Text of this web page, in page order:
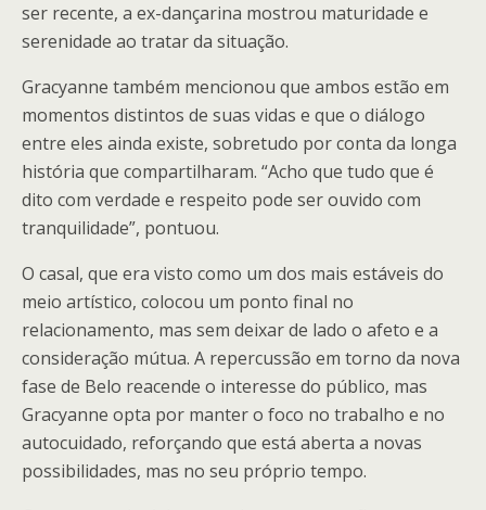
ser recente, a ex-dançarina mostrou maturidade e
serenidade ao tratar da situação.
Gracyanne também mencionou que ambos estão em
momentos distintos de suas vidas e que o diálogo
entre eles ainda existe, sobretudo por conta da longa
história que compartilharam. “Acho que tudo que é
dito com verdade e respeito pode ser ouvido com
tranquilidade”, pontuou.
O casal, que era visto como um dos mais estáveis do
meio artístico, colocou um ponto final no
relacionamento, mas sem deixar de lado o afeto e a
consideração mútua. A repercussão em torno da nova
fase de Belo reacende o interesse do público, mas
Gracyanne opta por manter o foco no trabalho e no
autocuidado, reforçando que está aberta a novas
possibilidades, mas no seu próprio tempo.